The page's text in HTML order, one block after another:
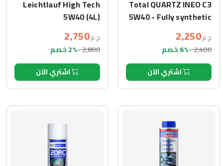
Total QUARTZ INEO C3
5W40 - Fully synthetic
ج.م2,250
2,400-6% خصم
اشتري الآن
Leichtlauf High Tech
5W40 (4L)
ج.م2,750
2,800-2% خصم
اشتري الآن